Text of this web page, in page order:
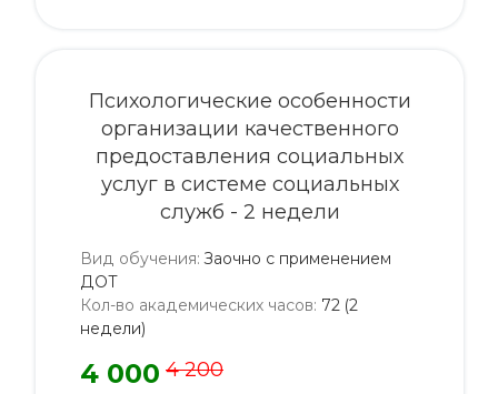
Психологические особенности
организации качественного
предоставления социальных
услуг в системе социальных
служб - 2 недели
Вид обучения: Заочно с применением
ДОТ
Кол-во академических часов: 72 (2
недели)
4 000 4 200